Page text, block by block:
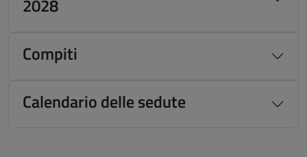
2028
Compiti
Calendario delle sedute